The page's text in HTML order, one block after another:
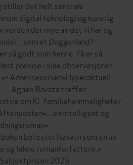
stiller det helt sentrale
digital teknologi og kunstig
der mye av det vi har og
et Doggerland?-
så godt som henne, få er så
presise i sine observasjoner,
Adresseavisen«Hyperaktuell
... Agnes Ravatn treffer
om KI, familiehemmeligheter
intelligent og
befester Ravatn som en av
og lekne romanforfattere.»-